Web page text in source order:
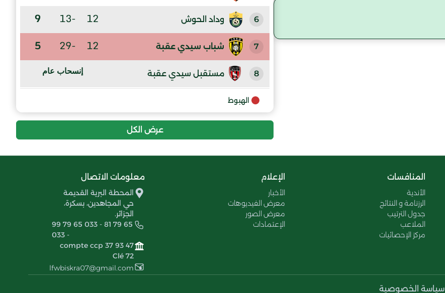
6 وداد الحوش 12
-13
9
7 شباب سيدي عقبة 12
-29
5
8 مستقبل سيدي عقبة إنسحاب عام
9 الهبوط
عرض الكل
المنافسات
الأندية
الرزنامة و النتائج
جدول الترتيب
الملاعب
مركز الإحصائيات
الإعلام
الأخبار
معرض الفيديوهات
معرض الصور
الإعتمادات
معلومات الاتصال
المحطة البرية القديمة
حي المجاهدين، بسكرة،
الجزائر.
99 79 65 033 - 81 79 65
033 -
compte ccp 37 93 47
Clé 72
lfwbiskra07@gmail.com
سياسة الخصوصية